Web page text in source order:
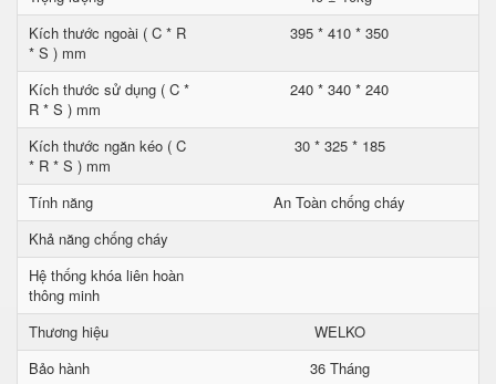
Kích thước ngoài ( C * R
* S ) mm
395 * 410 * 350
Kích thước sử dụng ( C *
R * S ) mm
240 * 340 * 240
Kích thước ngăn kéo ( C
* R * S ) mm
30 * 325 * 185
Tính năng
An Toàn chống cháy
Khả năng chống cháy
Hệ thống khóa liên hoàn
thông minh
Thương hiệu
WELKO
Bảo hành
36 Tháng